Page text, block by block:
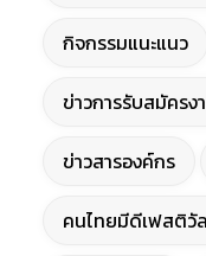
กิจกรรมแนะแนว
ข่าวการรับสมัครง
ข่าวสารองค์กร
คนไทยมีดีเฟสติวั